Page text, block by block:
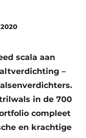
scala aan
–
in de 700
compleet
en krachtige